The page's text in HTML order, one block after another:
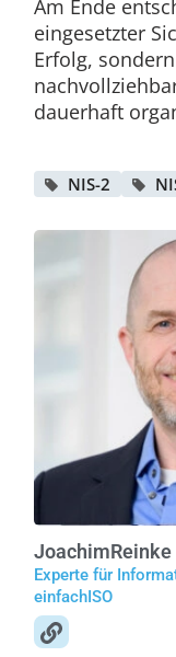
Am Ende
eingesetzter
Erfolg,
dauerhaft
NIS-2
JoachimReinke
Experte für
einfachISO